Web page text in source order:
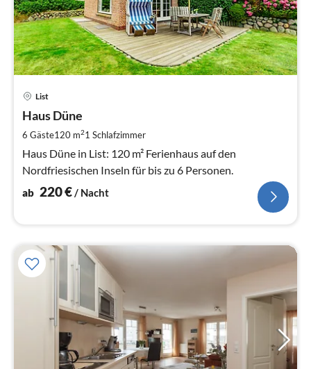
List
Haus Düne
6 Gäste120 m21 Schlafzimmer
Haus Düne in List: 120 m² Ferienhaus auf den
Nordfriesischen Inseln für bis zu 6 Personen.
ab 220€ / Nacht